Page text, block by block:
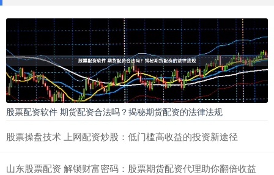
股票配资软件 期货配资合法吗？揭秘期货配资的法律法规
股票操盘技术 上网配资炒股：低门槛高收益的投资新途径
山东股票配资 解锁财富密码：股票期货配资代理助你翻倍收益